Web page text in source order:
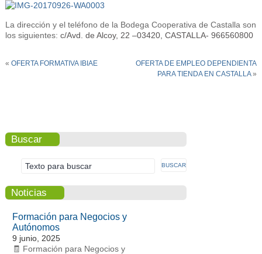
La dirección y el teléfono de la Bodega Cooperativa de Castalla son
los siguientes: c/Avd. de Alcoy, 22 –03420, CASTALLA- 966560800
« OFERTA FORMATIVA IBIAE
OFERTA DE EMPLEO DEPENDIENTA
PARA TIENDA EN CASTALLA»
Buscar
Noticias
Formación para Negocios y
Autónomos
9 junio, 2025
🧾 Formación para Negocios y